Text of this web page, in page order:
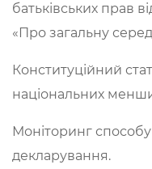
батьківських прав
«Про загальну
Конституційний
національних
Моніторинг способу
декларування.